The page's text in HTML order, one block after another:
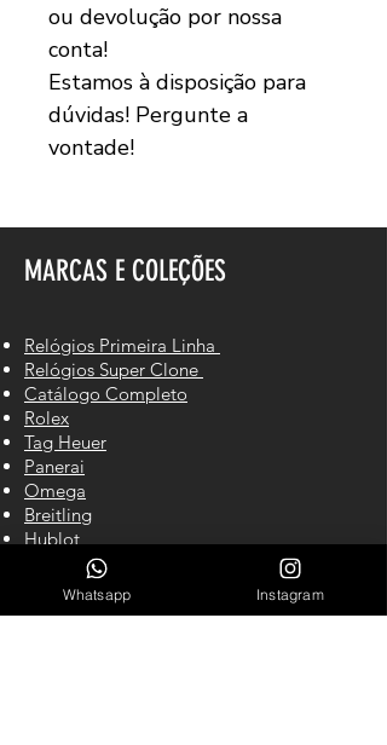
ou devolução por nossa
conta!
Estamos à disposição para
dúvidas! Pergunte a
vontade!
MARCAS E COLEÇÕES
Relógios Primeira Linha
Relógios Super Clone
Catálogo Completo
Rolex
Tag Heuer
Panerai
Omega
Breitling
Hublot
Richard Mille
Whatsapp Instagram